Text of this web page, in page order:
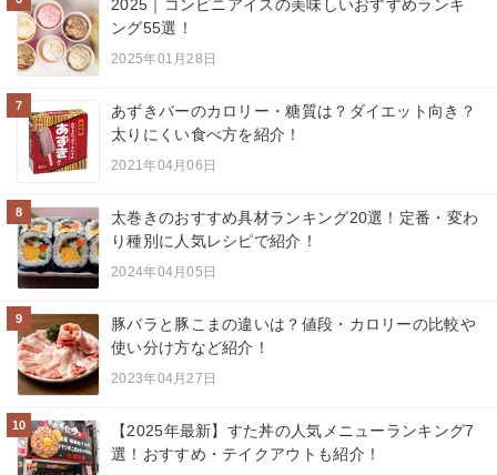
2025｜コンビニアイスの美味しいおすすめランキ
ング55選！
2025年01月28日
7
あずきバーのカロリー・糖質は？ダイエット向き？
太りにくい食べ方を紹介！
2021年04月06日
8
太巻きのおすすめ具材ランキング20選！定番・変わ
り種別に人気レシピで紹介！
2024年04月05日
9
豚バラと豚こまの違いは？値段・カロリーの比較や
使い分け方など紹介！
2023年04月27日
10
【2025年最新】すた丼の人気メニューランキング7
選！おすすめ・テイクアウトも紹介！